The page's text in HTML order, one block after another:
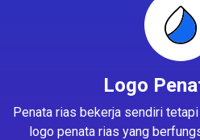
Logo
Penata rias bekerja sendiri
logo penata rias yang